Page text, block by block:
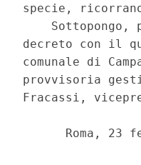
specie,
Sottopongo,
decreto con il
comunale di
provvisoria
Fracassi,
Roma, 23